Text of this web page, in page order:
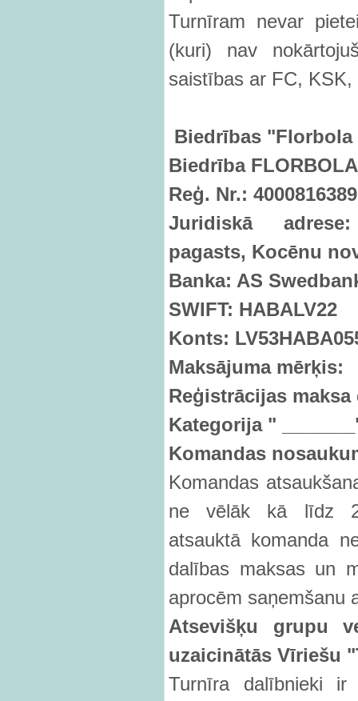
Turnīram nevar
(kuri) nav
saistības ar FC, KSK,
Biedrības "Florbola
Biedrība
Reģ. Nr.:
Juridiskā
pagasts, Kocēnu
Banka: AS
SWIFT: HABALV22
Konts:
Maksājuma mērķis:
Reģistrācijas maksa
Kategorija "
Komandas
Komandas
ne vēlāk kā līdz
atsauktā komanda
dalības maksas un
aprocēm saņemšanu
Atsevišķu grupu
uzaicinātās Vīriešu
Turnīra dalībnieki